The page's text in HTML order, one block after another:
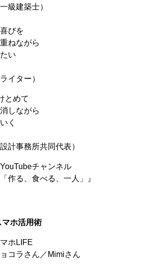
級建築士）
びを
ねながら
い
イター）
とめて
しながら
く
計事務所共同代表）
チャンネル
作る、食べる、一人」』
マホ活用術
ホLIFE
コラさん／Mimiさん